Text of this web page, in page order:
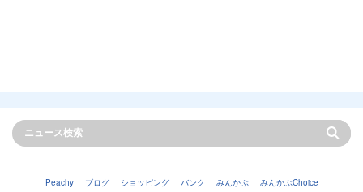
Peachy ブログ ショッピング バンク みんかぶ みんかぶChoice